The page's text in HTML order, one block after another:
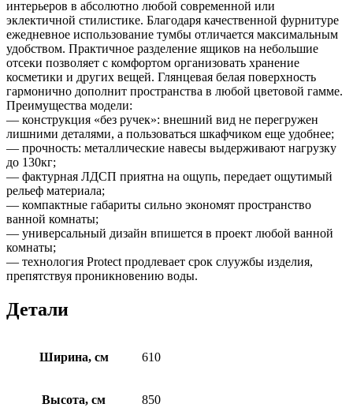
интерьеров в абсолютно любой современной или
эклектичной стилистике. Благодаря качественной фурнитуре
ежедневное использование тумбы отличается максимальным
удобством. Практичное разделение ящиков на небольшие
отсеки позволяет с комфортом организовать хранение
косметики и других вещей. Глянцевая белая поверхность
гармонично дополнит пространства в любой цветовой гамме.
Преимущества модели:
— конструкция «без ручек»: внешний вид не перегружен
лишними деталями, а пользоваться шкафчиком еще удобнее;
— прочность: металлические навесы выдерживают нагрузку
до 130кг;
— фактурная ЛДСП приятна на ощупь, передает ощутимый
рельеф материала;
— компактные габариты сильно экономят пространство
ванной комнаты;
— универсальный дизайн впишется в проект любой ванной
комнаты;
— технология Protect продлевает срок слуужбы изделия,
препятствуя проникновению воды.
Детали
Ширина, см 610
Высота, см 850